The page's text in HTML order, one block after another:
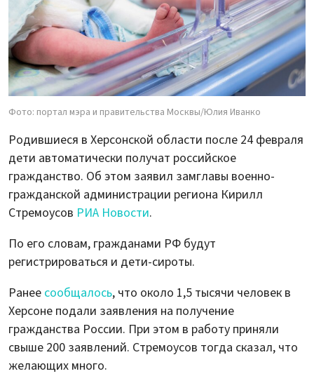
Фото: портал мэра и правительства Москвы/Юлия Иванко
Родившиеся в Херсонской области после 24 февраля
дети автоматически получат российское
гражданство. Об этом заявил замглавы военно-
гражданской администрации региона Кирилл
Стремоусов РИА Новости.
По его словам, гражданами РФ будут
регистрироваться и дети-сироты.
Ранее сообщалось, что около 1,5 тысячи человек в
Херсоне подали заявления на получение
гражданства России. При этом в работу приняли
свыше 200 заявлений. Стремоусов тогда сказал, что
желающих много.